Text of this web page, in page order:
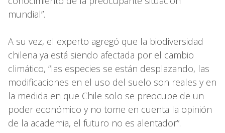
mundial”.
A su vez, el experto agregó que la biodiversidad
chilena ya está siendo afectada por el cambio
climático, “las especies se están desplazando, las
modificaciones en el uso del suelo son reales y en
la medida en que Chile solo se preocupe de un
poder económico y no tome en cuenta la opinión
de la academia, el futuro no es alentador”.